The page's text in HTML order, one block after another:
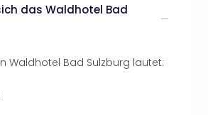
das Waldhotel Bad
Waldhotel Bad Sulzburg lautet: